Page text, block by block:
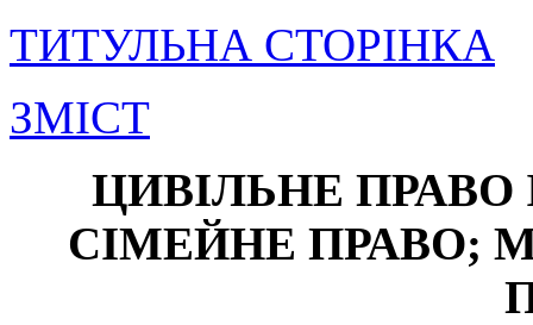
ТИТУЛЬНА СТОРІНКА
ЗМІСТ
ЦИВІЛЬНЕ ПРАВО
СІМЕЙНЕ ПРАВО;